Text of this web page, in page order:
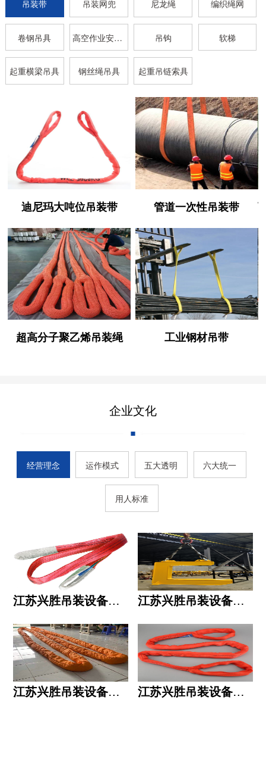
吊装带 吊装网兜 尼龙绳 编织绳网
卷钢吊具 高空作业安全带 吊钩 软梯
起重横梁吊具 钢丝绳吊具 起重吊链索具
迪尼玛大吨位吊装带 管道一次性吊装带
超高分子聚乙烯吊装绳 工业钢材吊带
企业文化
经营理念 运作模式 五大透明 六大统一
用人标准
江苏兴胜吊装设备有限公司的用人标准 江苏兴胜吊装设备有限公司的六大统一
江苏兴胜吊装设备有限公司五大透明 江苏兴胜吊装设备有限公司运作模式